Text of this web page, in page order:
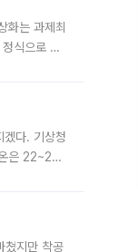
화는 과제최
식으로 재
겠다. 기상청
은 22~27
쳤지만 착공